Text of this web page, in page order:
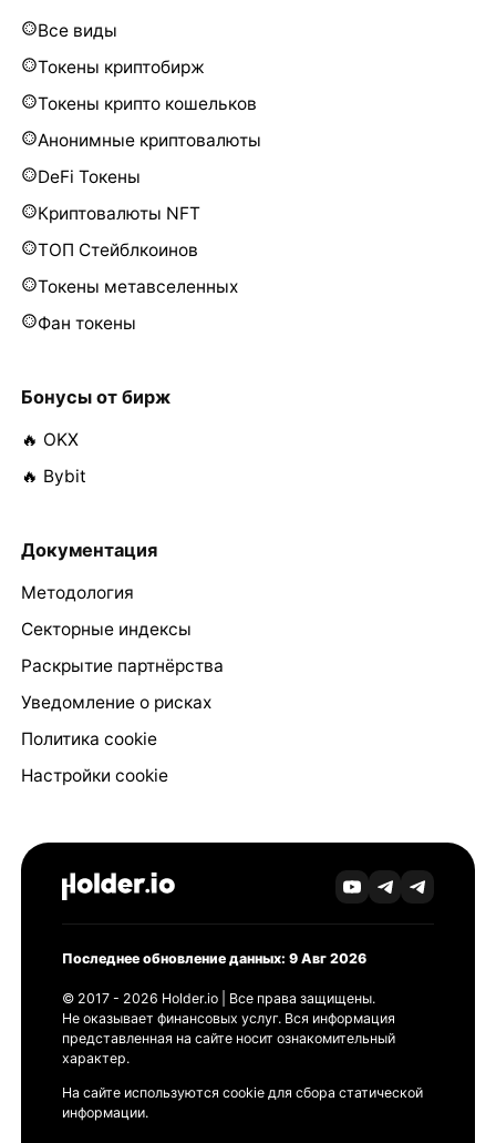
Все виды
Токены криптобирж
Токены крипто кошельков
Анонимные криптовалюты
DeFi Токены
Криптовалюты NFT
ТОП Стейблкоинов
Токены метавселенных
Фан токены
Бонусы от бирж
🔥 OKX
🔥 Bybit
Документация
Методология
Секторные индексы
Раскрытие партнёрства
Уведомление о рисках
Политика cookie
Настройки cookie
Последнее обновление данных: 9 Авг 2026
© 2017 - 2026 Holder.io | Все права защищены.
Не оказывает финансовых услуг. Вся информация
представленная на сайте носит ознакомительный
характер.
На сайте используются cookie для сбора статической
информации.